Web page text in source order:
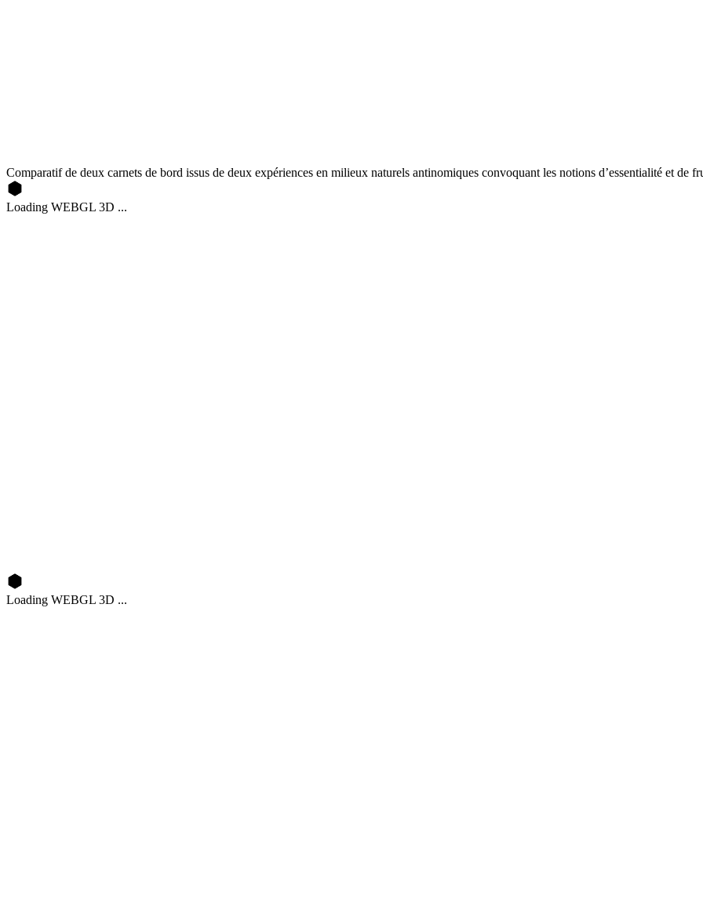
Comparatif de deux carnets de bord issus de deux expériences en milieux naturels antinomiques convoquant les notions d’essentialité et de
Loading WEBGL 3D ...
Loading WEBGL 3D ...